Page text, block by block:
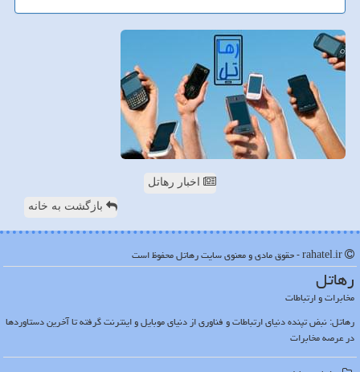
اخبار رهاتل
بازگشت به خانه
رهاتل
مخابرات و ارتباطات
رهاتل: نبض تپنده دنیای ارتباطات و فناوری از دنیای موبایل و اینترنت گرفته تا آخرین دستاوردها
در عرصه مخابرات